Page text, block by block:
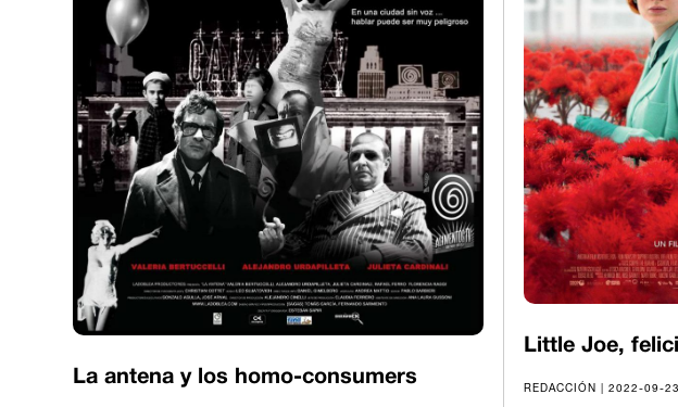
La antena y los homo-consumers
Little Joe,
REDACCIÓN | 2022-09-